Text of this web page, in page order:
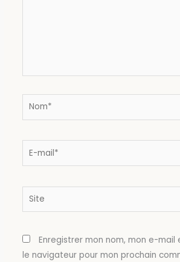
Nom*
E-
Site
Enregistrer mon nom, mon e-mail
le navigateur pour mon prochain